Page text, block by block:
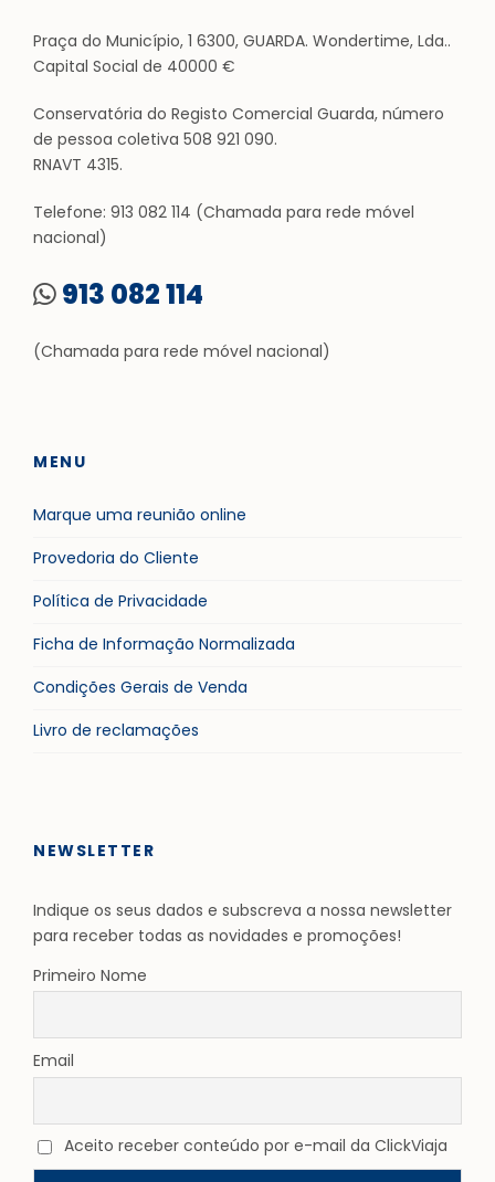
Praça do Município, 1 6300, GUARDA. Wondertime, Lda..
Capital Social de 40000 €
Conservatória do Registo Comercial Guarda, número
de pessoa coletiva 508 921 090.
RNAVT 4315.
Telefone: 913 082 114 (Chamada para rede móvel
nacional)
913 082 114
(Chamada para rede móvel nacional)
MENU
Marque uma reunião online
Provedoria do Cliente
Política de Privacidade
Ficha de Informação Normalizada
Condições Gerais de Venda
Livro de reclamações
NEWSLETTER
Indique os seus dados e subscreva a nossa newsletter
para receber todas as novidades e promoções!
Primeiro Nome
Email
Aceito receber conteúdo por e-mail da ClickViaja